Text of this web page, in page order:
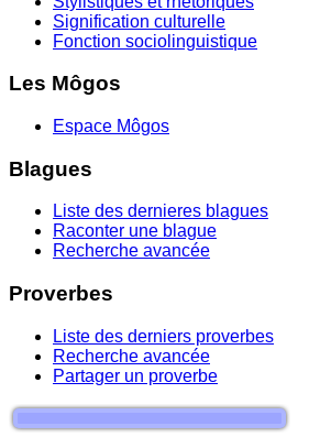
Signification culturelle
Fonction sociolinguistique
Les Môgos
Espace Môgos
Blagues
Liste des dernieres blagues
Raconter une blague
Recherche avancée
Proverbes
Liste des derniers proverbes
Recherche avancée
Partager un proverbe